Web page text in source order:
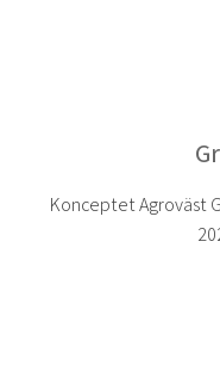
Konceptet Agroväst